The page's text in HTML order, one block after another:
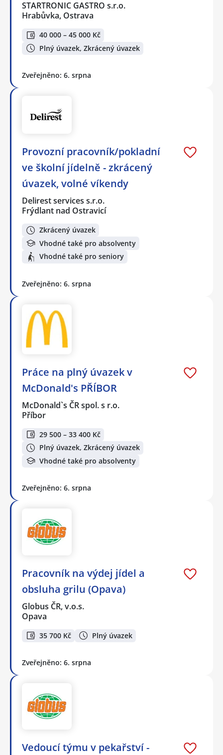
STARTRONIC GASTRO s.r.o.
Hrabůvka, Ostrava
40 000 – 45 000 Kč
Plný úvazek, Zkrácený úvazek
Zveřejněno: 6. srpna
Provozní pracovník/pokladní
ve školní jídelně - zkrácený
úvazek, volné víkendy
Delirest services s.r.o.
Frýdlant nad Ostravicí
Zkrácený úvazek
Vhodné také pro absolventy
Vhodné také pro seniory
Zveřejněno: 6. srpna
Práce na plný úvazek v
McDonald's PŘÍBOR
McDonald`s ČR spol. s r.o.
Příbor
29 500 – 33 400 Kč
Plný úvazek, Zkrácený úvazek
Vhodné také pro absolventy
Zveřejněno: 6. srpna
Pracovník na výdej jídel a
obsluha grilu (Opava)
Globus ČR, v.o.s.
Opava
35 700 Kč Plný úvazek
Zveřejněno: 6. srpna
Vedoucí týmu v pekařství -